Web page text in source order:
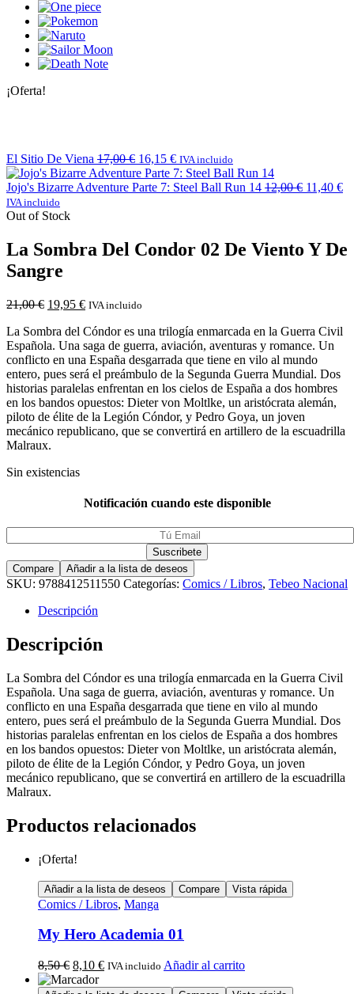
¡Oferta!
El Sitio De Viena 17,00€ 16,15 € IVA incluido
Jojo's Bizarre Adventure Parte 7: Steel Ball Run 14 12,00€ 11,40 €
IVA incluido
Out of Stock
La Sombra Del Condor 02 De Viento Y De
Sangre
21,00€ 19,95 € IVA incluido
La Sombra del Cóndor es una trilogía enmarcada en la Guerra Civil
Española. Una saga de guerra, aviación, aventuras y romance. Un
conflicto en una España desgarrada que tiene en vilo al mundo
entero, pues será el preámbulo de la Segunda Guerra Mundial. Dos
historias paralelas enfrentan en los cielos de España a dos hombres
en los bandos opuestos: Dieter von Moltlke, un aristócrata alemán,
piloto de élite de la Legión Cóndor, y Pedro Goya, un joven
mecánico republicano, que se convertirá en artillero de la escuadrilla
Malraux.
Sin existencias
Notificación cuando este disponible
Compare Añadir a la lista de deseos
SKU: 9788412511550 Categorías: Comics / Libros, Tebeo Nacional
Descripción
Descripción
La Sombra del Cóndor es una trilogía enmarcada en la Guerra Civil
Española. Una saga de guerra, aviación, aventuras y romance. Un
conflicto en una España desgarrada que tiene en vilo al mundo
entero, pues será el preámbulo de la Segunda Guerra Mundial. Dos
historias paralelas enfrentan en los cielos de España a dos hombres
en los bandos opuestos: Dieter von Moltlke, un aristócrata alemán,
piloto de élite de la Legión Cóndor, y Pedro Goya, un joven
mecánico republicano, que se convertirá en artillero de la escuadrilla
Malraux.
Productos relacionados
¡Oferta!
Añadir a la lista de deseos Compare Vista rápida
Comics / Libros, Manga
My Hero Academia 01
8,50€ 8,10 € IVA incluido Añadir al carrito